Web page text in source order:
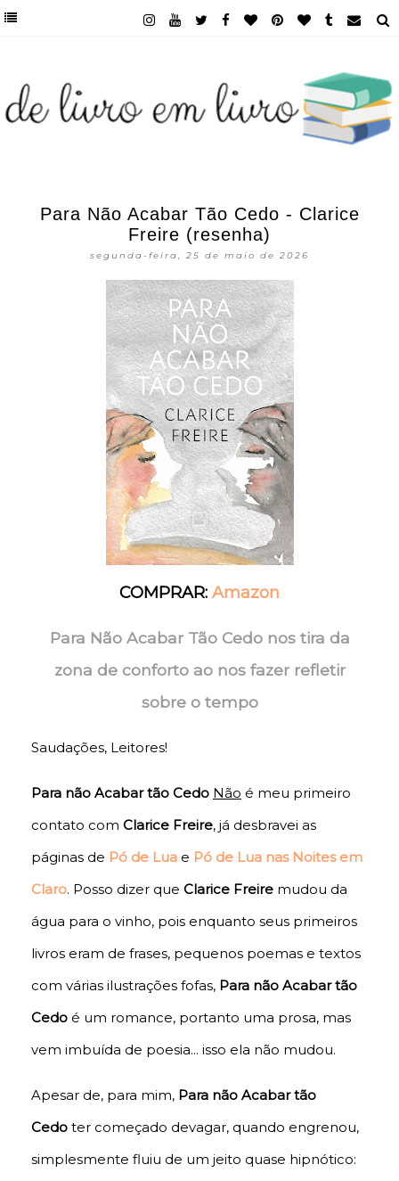
Para Não Acabar Tão Cedo - Clarice
Freire (resenha)
segunda-feira, 25 de maio de 2026
COMPRAR: Amazon
Para Não Acabar Tão Cedonos tira da
zona de conforto ao nos fazer refletir
sobre o tempo
Saudações, Leitores!
Para não Acabar tão Cedo Não é meu primeiro
contato com Clarice Freire, já desbravei as
páginas de Pó de Lua e Pó de Lua nas Noites em
Claro. Posso dizer que Clarice Freire mudou da
água para o vinho, pois enquanto seus primeiros
livros eram de frases, pequenos poemas e textos
com várias ilustrações fofas, Para não Acabar tão
Cedo é um romance, portanto uma prosa, mas
vem imbuída de poesia... isso ela não mudou.
Apesar de, para mim, Para não Acabar tão
Cedo ter começado devagar, quando engrenou,
simplesmente fluiu de um jeito quase hipnótico: